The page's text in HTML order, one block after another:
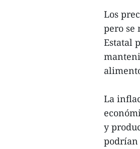
Los
pero se
Estatal
La
y
podrían